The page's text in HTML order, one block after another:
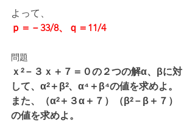
よって、
ｐ＝－33/8、ｑ＝11/4
問題
ｘ²－３ｘ＋７＝０の２つの解α、βに対
して、α²＋β²、α⁴＋β⁴の値を求めよ。
また、（α²＋３α＋７）（β²－β＋７）
の値を求めよ。